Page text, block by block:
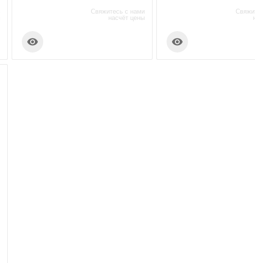
Свяжитесь с нами
насчёт цены
 